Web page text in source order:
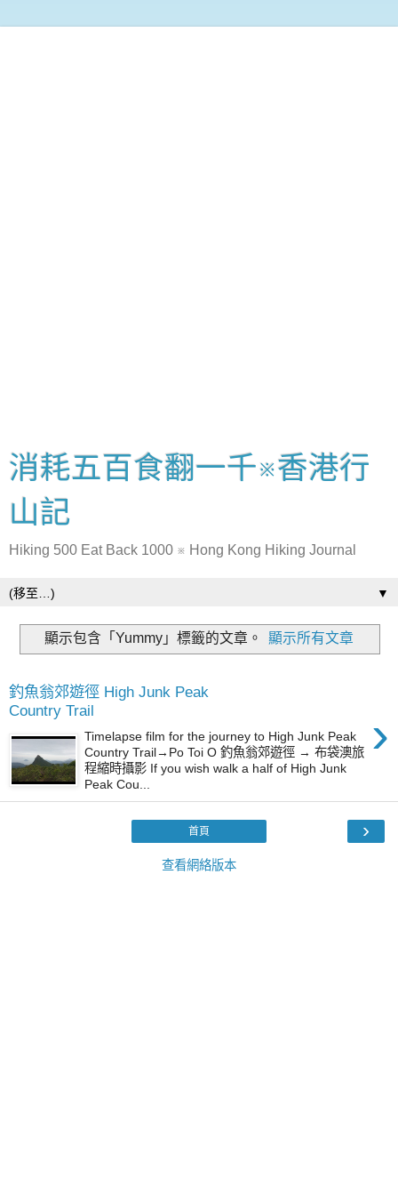
消耗五百食翻一千※香港行
山記
Hiking 500 Eat Back 1000 ※ Hong Kong Hiking Journal
▼
顯示包含「Yummy」標籤的文章。 顯示所有文章
釣魚翁郊遊徑 High Junk Peak
Country Trail
›
Timelapse film for the journey to High Junk Peak
Country Trail→Po Toi O 釣魚翁郊遊徑 → 布袋澳旅
程縮時攝影 If you wish walk a half of High Junk
Peak Cou...
›
首頁
查看網絡版本